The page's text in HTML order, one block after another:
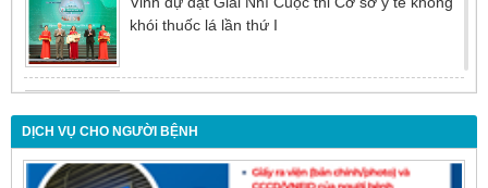
khói thuốc lá lần thứ I
chậm trễ
DỊCH VỤ CHO NGƯỜI BỆNH